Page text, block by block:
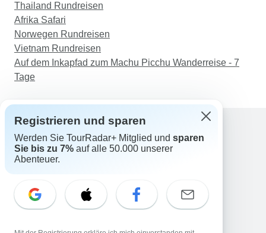
Thailand Rundreisen
Afrika Safari
Norwegen Rundreisen
Vietnam Rundreisen
Auf dem Inkapfad zum Machu Picchu Wanderreise - 7
Tage
Support
Kontakt
Schweiz +41 225 183 195
E-Mail: support@tourradar.com
Registrieren und sparen
Werden Sie TourRadar+ Mitglied und sparen
Sie bis zu 7% auf alle 50.000 unserer
Abenteuer.